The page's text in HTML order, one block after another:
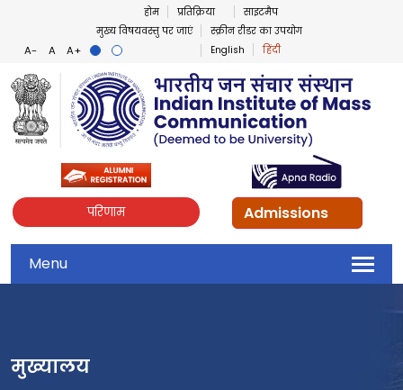
होम प्रतिक्रिया
साइटमैप
मुख्य विषयवस्तु पर जाएं
स्क्रीन रीडर का उपयोग
English
हिंदी
परिणाम Admissions
Menu
मुख्यालय